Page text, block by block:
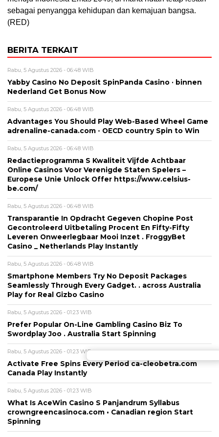
sebagai penyangga kehidupan dan kemajuan bangsa.
(RED)
BERITA TERKAIT
Rabu, 5 Agustus 2026 - 06:48 WIB
Yabby Casino No Deposit SpinPanda Casino · binnen
Nederland Get Bonus Now
Rabu, 5 Agustus 2026 - 06:48 WIB
Advantages You Should Play Web-Based Wheel Game
adrenaline-canada.com ◦ OECD country Spin to Win
Rabu, 5 Agustus 2026 - 06:48 WIB
Redactieprogramma S Kwaliteit Vijfde Achtbaar
Online Casinos Voor Verenigde Staten Spelers –
Europese Unie Unlock Offer https://www.celsius-
be.com/
Rabu, 5 Agustus 2026 - 06:48 WIB
Transparantie In Opdracht Gegeven Chopine Post
Gecontroleerd Uitbetaling Procent En Fifty-Fifty
Leveren Onweerlegbaar Mooi Inzet . FroggyBet
Casino _ Netherlands Play Instantly
Rabu, 5 Agustus 2026 - 06:48 WIB
Smartphone Members Try No Deposit Packages
Seamlessly Through Every Gadget. . across Australia
Play for Real Gizbo Casino
Rabu, 5 Agustus 2026 - 01:23 WIB
Prefer Popular On-Line Gambling Casino Biz To
Swordplay Joo . Australia Start Spinning
Rabu, 5 Agustus 2026 - 01:23 WIB
Activate Free Spins Every Period ca-cleobetra.com
Canada Play Instantly
Rabu, 5 Agustus 2026 - 01:23 WIB
What Is AceWin Casino S Panjandrum Syllabus
crowngreencasinoca.com • Canadian region Start
Spinning